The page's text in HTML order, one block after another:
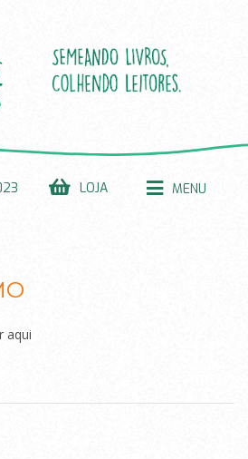
LOJA MENU
aqui